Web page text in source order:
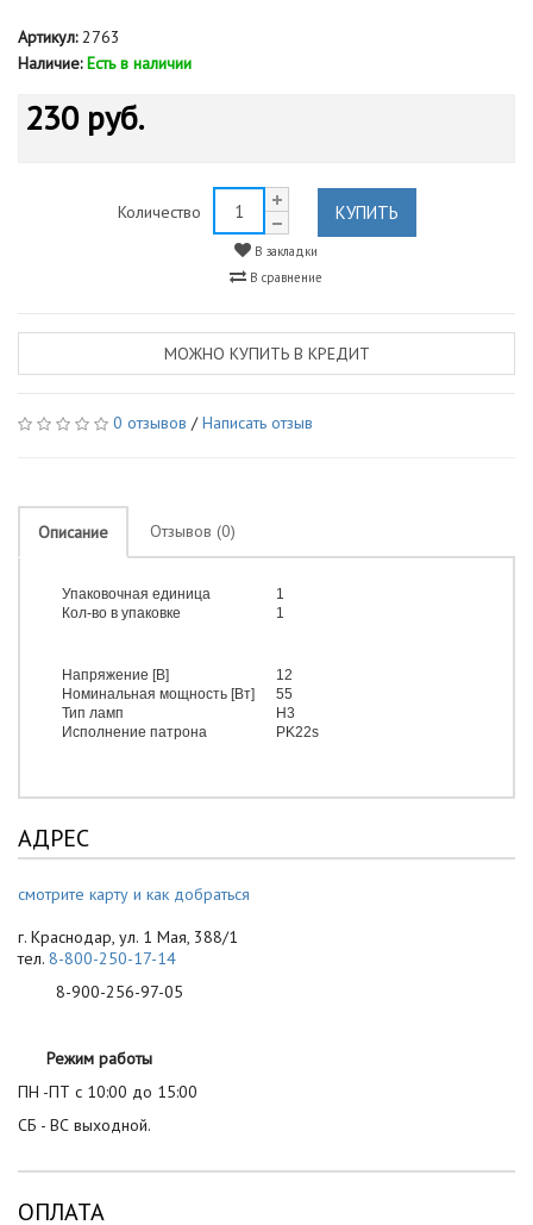
Артикул:2763
Наличие: Есть в наличии
230 руб.
Количество КУПИТЬ
В закладки
В сравнение
МОЖНО КУПИТЬ В КРЕДИТ
0 отзывов /Написать отзыв
Описание Отзывов (0)
Упаковочная единица
1
Кол-во в упаковке
1
Напряжение [В]
12
Номинальная мощность [Вт]
55
Тип ламп
H3
Исполнение патрона
PK22s
АДРЕС
смотрите карту и как добраться
г. Краснодар, ул. 1 Мая, 388/1
тел. 8-800-250-17-14
8-900-256-97-05
Режим работы
ПН -ПТ с 10:00 до 15:00
СБ - ВС выходной.
ОПЛАТА